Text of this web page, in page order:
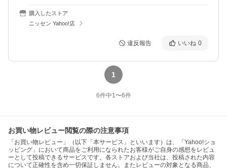
購入したストア
ニッセン Yahoo!店
違反報告 いいね 0
1
6件中1〜6件
お買い物レビュー閲覧の際の注意事項
「お買い物レビュー」（以下「本サービス」といいます）は、「Yahoo!ショ
ッピング」において商品をご利用になられたお客様がご自身の感想をレビュ
ーとして投稿できるサービスです。各ストアおよび当社は、投稿された内容
について正確性を含め一切保証しません。またレビューの対象となる商品、